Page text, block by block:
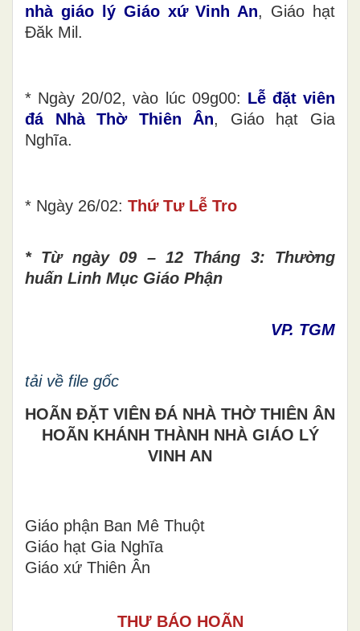
nhà giáo lý Giáo xứ Vinh An, Giáo hạt
Đăk Mil.
* Ngày 20/02, vào lúc 09g00: Lễ đặt viên
đá Nhà Thờ Thiên Ân, Giáo hạt Gia
Nghĩa.
* Ngày 26/02: Thứ Tư Lễ Tro
* Từ ngày 09 – 12 Tháng 3: Thường
huấn Linh Mục Giáo Phận
VP. TGM
tải về file gốc
HOÃN ĐẶT VIÊN ĐÁ NHÀ THỜ THIÊN ÂN
HOÃN KHÁNH THÀNH NHÀ GIÁO LÝ
VINH AN
Giáo phận Ban Mê Thuột
Giáo hạt Gia Nghĩa
Giáo xứ Thiên Ân
THƯ BÁO HOÃN